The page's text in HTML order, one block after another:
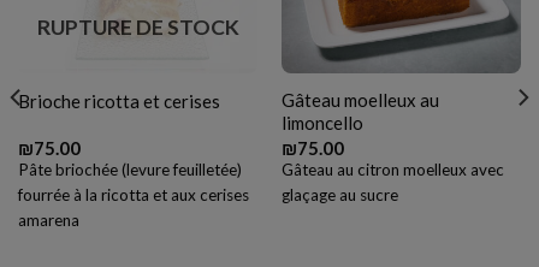
RUPTURE DE STOCK
Brioche ricotta et cerises
₪75.00
Pâte briochée (levure feuilletée)
fourrée à la ricotta et aux cerises
amarena
Gâteau moelleux au
limoncello
₪75.00
Gâteau au citron moelleux avec
glaçage au sucre